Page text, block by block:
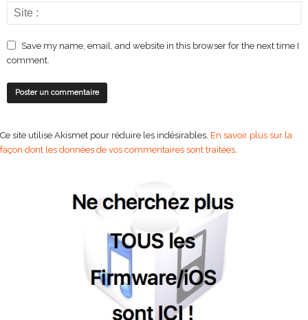
Save my name, email, and website in this browser for the next time I
comment.
Ce site utilise Akismet pour réduire les indésirables. En savoir plus sur la
façon dont les données de vos commentaires sont traitées.